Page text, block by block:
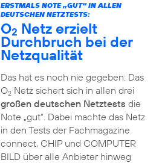
ERSTMALS NOTE „GUT“ IN ALLEN
DEUTSCHEN NETZTESTS:
O2 Netz erzielt
Durchbruch bei der
Netzqualität
Das hat es noch nie gegeben: Das
O2Netz sichert sich in allen drei
großen deutschen Netztests die
Note „gut“. Dabei machte das Netz
in den Tests der Fachmagazine
connect, CHIP und COMPUTER
BILD über alle Anbieter hinweg